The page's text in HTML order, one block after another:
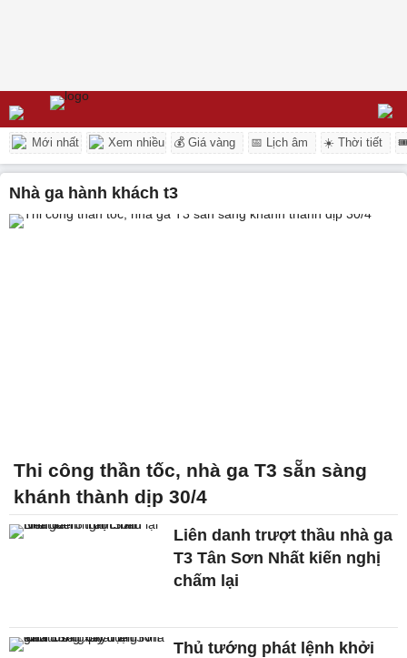
Mới nhất Xem nhiều 💰 Giá vàng 📅 Lịch âm ☀️ Thời tiết
nhà ga hành khách t3
Thi công thần tốc, nhà ga T3 sẵn sàng
khánh thành dịp 30/4
Liên danh trượt thầu nhà ga
T3 Tân Sơn Nhất kiến nghị
chấm lại
Thủ tướng phát lệnh khởi